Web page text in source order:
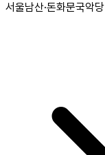
서울남산·돈화문국악당